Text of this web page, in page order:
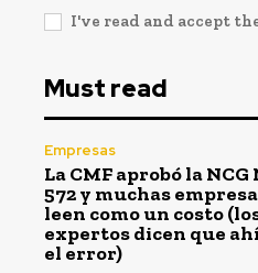
I've read and accept
Must read
Empresas
La CMF aprobó la NCG
572 y muchas
leen como un costo
expertos dicen que
el error)